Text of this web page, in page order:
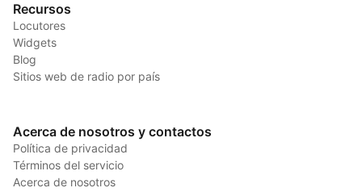
Recursos
Locutores
Widgets
Blog
Sitios web de radio por país
Acerca de nosotros y contactos
Política de privacidad
Términos del servicio
Acerca de nosotros